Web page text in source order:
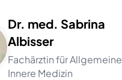
Dr. med. Sabrina
Albisser
Fachärztin für Allgemeine
Innere Medizin